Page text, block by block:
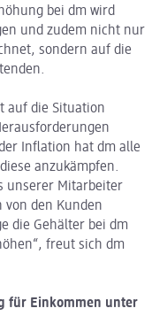
bei dm wird
und zudem nicht nur
sondern auf die
auf die Situation
Inflation hat dm alle
anzukämpfen.
unserer Mitarbeiter
von den Kunden
die Gehälter bei dm
freut sich dm
für Einkommen unter